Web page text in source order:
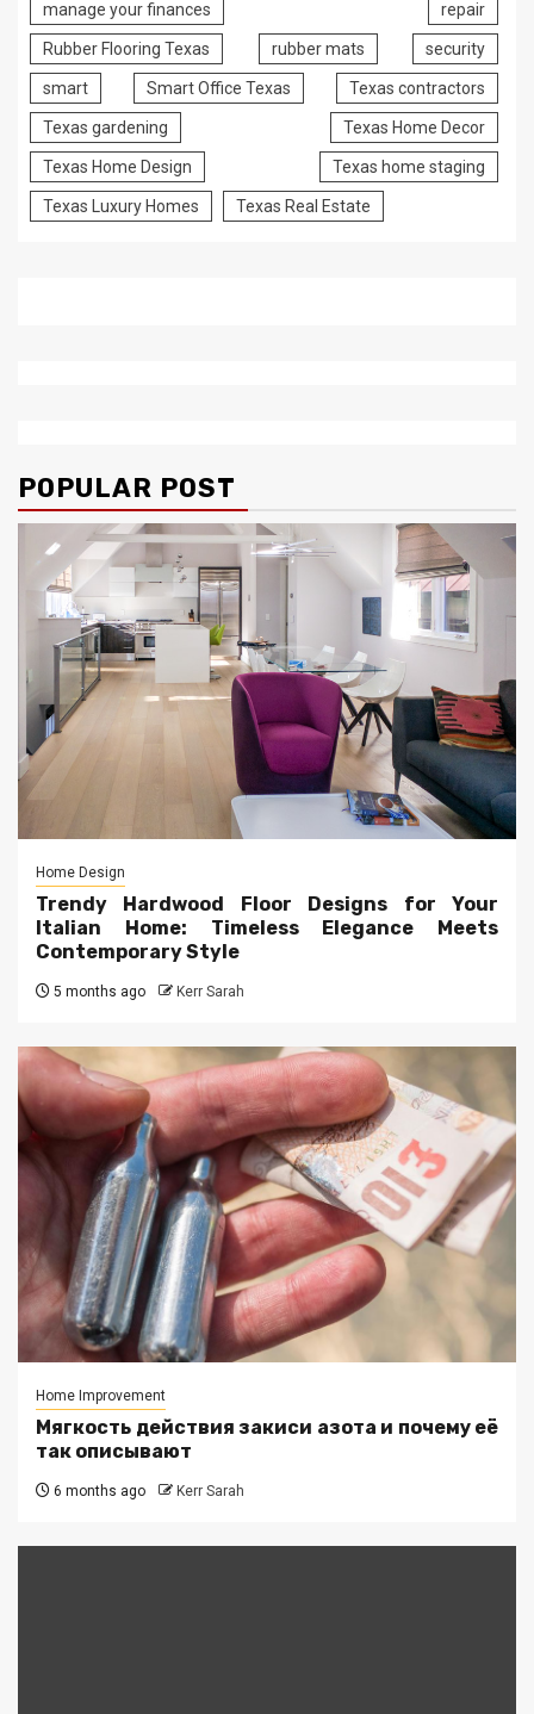
manage your finances repair
Rubber Flooring Texas rubber mats security
smart Smart Office Texas Texas contractors
Texas gardening Texas Home Decor
Texas Home Design Texas home staging
Texas Luxury Homes Texas Real Estate
POPULAR POST
Home Design
Trendy Hardwood Floor Designs for Your
Italian Home: Timeless Elegance Meets
Contemporary Style
5 months ago Kerr Sarah
Home Improvement
Мягкость действия закиси азота и почему её
так описывают
6 months ago Kerr Sarah